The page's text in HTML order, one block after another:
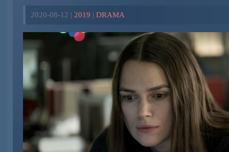
2020-08-12 | 2019 | DRAMA